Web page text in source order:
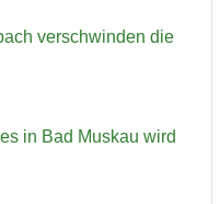
ver­schwin­den die
in Bad Mus­kau wird